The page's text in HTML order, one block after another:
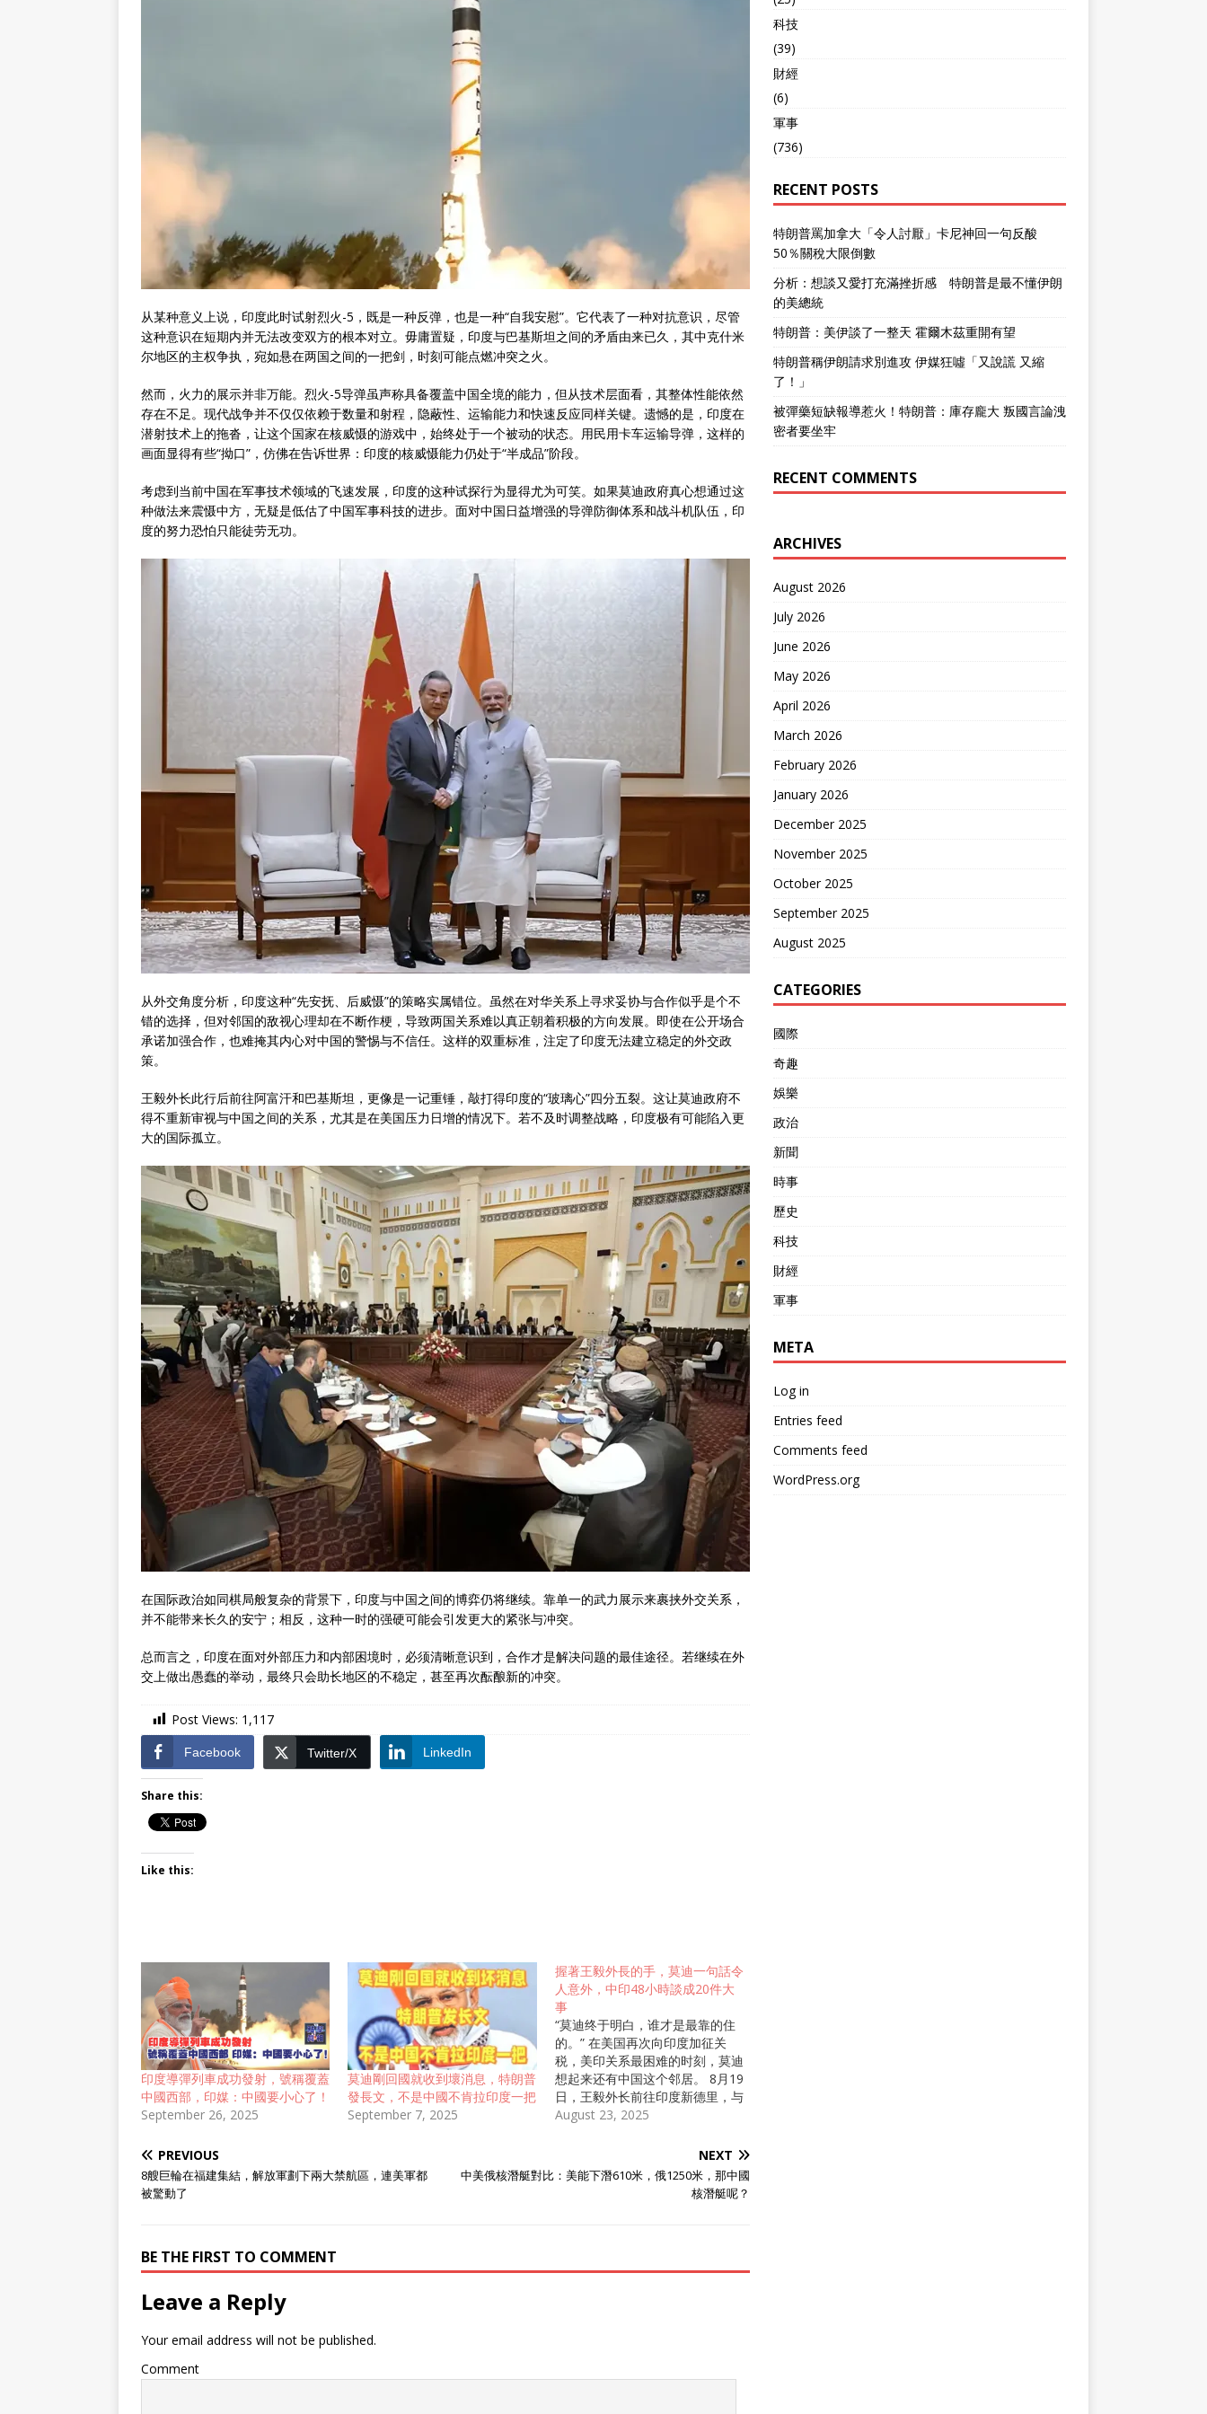
从某种意义上说，印度此时试射烈火-5，既是一种反弹，也是一种“自我安慰”。它代表了一种对抗意识，尽管
这种意识在短期内并无法改变双方的根本对立。毋庸置疑，印度与巴基斯坦之间的矛盾由来已久，其中克什米
尔地区的主权争执，宛如悬在两国之间的一把剑，时刻可能点燃冲突之火。
然而，火力的展示并非万能。烈火-5导弹虽声称具备覆盖中国全境的能力，但从技术层面看，其整体性能依然
存在不足。现代战争并不仅仅依赖于数量和射程，隐蔽性、运输能力和快速反应同样关键。遗憾的是，印度在
潜射技术上的拖沓，让这个国家在核威慑的游戏中，始终处于一个被动的状态。用民用卡车运输导弹，这样的
画面显得有些“拗口”，仿佛在告诉世界：印度的核威慑能力仍处于“半成品”阶段。
考虑到当前中国在军事技术领域的飞速发展，印度的这种试探行为显得尤为可笑。如果莫迪政府真心想通过这
种做法来震慑中方，无疑是低估了中国军事科技的进步。面对中国日益增强的导弹防御体系和战斗机队伍，印
度的努力恐怕只能徒劳无功。
从外交角度分析，印度这种“先安抚、后威慑”的策略实属错位。虽然在对华关系上寻求妥协与合作似乎是个不
错的选择，但对邻国的敌视心理却在不断作梗，导致两国关系难以真正朝着积极的方向发展。即使在公开场合
承诺加强合作，也难掩其内心对中国的警惕与不信任。这样的双重标准，注定了印度无法建立稳定的外交政
策。
王毅外长此行后前往阿富汗和巴基斯坦，更像是一记重锤，敲打得印度的“玻璃心”四分五裂。这让莫迪政府不
得不重新审视与中国之间的关系，尤其是在美国压力日增的情况下。若不及时调整战略，印度极有可能陷入更
大的国际孤立。
在国际政治如同棋局般复杂的背景下，印度与中国之间的博弈仍将继续。靠单一的武力展示来裹挟外交关系，
并不能带来长久的安宁；相反，这种一时的强硬可能会引发更大的紧张与冲突。
总而言之，印度在面对外部压力和内部困境时，必须清晰意识到，合作才是解决问题的最佳途径。若继续在外
交上做出愚蠢的举动，最终只会助长地区的不稳定，甚至再次酝酿新的冲突。
Post Views: 1,117
Facebook Twitter/X LinkedIn
Share this:
Like this:
印度導彈列車成功發射，號稱覆蓋
中國西部，印媒：中國要小心了！
September 26, 2025
莫迪剛回國就收到壞消息，特朗普
發長文，不是中國不肯拉印度一把
September 7, 2025
握著王毅外長的手，莫迪一句話令
人意外，中印48小時談成20件大
事
“莫迪终于明白，谁才是最靠的住
的。” 在美国再次向印度加征关
税，美印关系最困难的时刻，莫迪
想起来还有中国这个邻居。 8月19
日，王毅外长前往印度新德里，与
印度方面代表共同进行会晤。 王
与礼貌，不仅与印方达成多项共
识，并且还给了印度带来了三
样“见面礼”。 这对印度来说可谓是
雪中送炭，印度的外交政策也发生
了王毅外长就是热烈欢迎，握着手
末尾）。为提升文章可读性，细节
August 23, 2025
PREVIOUS
8艘巨輪在福建集結，解放軍劃下兩大禁航區，連美軍都
被驚動了
NEXT
中美俄核潛艇對比：美能下潛610米，俄1250米，那中國
核潛艇呢？
BE THE FIRST TO COMMENT
Leave a Reply
Your email address will not be published.
Comment
科技
(39)
財經
(6)
軍事
(736)
RECENT POSTS
特朗普罵加拿大「令人討厭」卡尼神回一句反酸
50％關稅大限倒數
分析：想談又愛打充滿挫折感 特朗普是最不懂伊朗
的美總統
特朗普：美伊談了一整天 霍爾木茲重開有望
特朗普稱伊朗請求別進攻 伊媒狂噓「又說謊 又縮
了！」
被彈藥短缺報導惹火！特朗普：庫存龐大 叛國言論洩
密者要坐牢
RECENT COMMENTS
ARCHIVES
August 2026
July 2026
June 2026
May 2026
April 2026
March 2026
February 2026
January 2026
December 2025
November 2025
October 2025
September 2025
August 2025
CATEGORIES
國際
奇趣
娛樂
政治
新聞
時事
歷史
科技
財經
軍事
META
Log in
Entries feed
Comments feed
WordPress.org